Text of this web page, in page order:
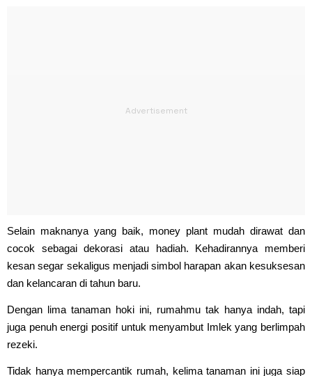
Selain maknanya yang baik, money plant mudah dirawat dan
cocok sebagai dekorasi atau hadiah. Kehadirannya memberi
kesan segar sekaligus menjadi simbol harapan akan kesuksesan
dan kelancaran di tahun baru.
Dengan lima tanaman hoki ini, rumahmu tak hanya indah, tapi
juga penuh energi positif untuk menyambut Imlek yang berlimpah
rezeki.
Tidak hanya mempercantik rumah, kelima tanaman ini juga siap